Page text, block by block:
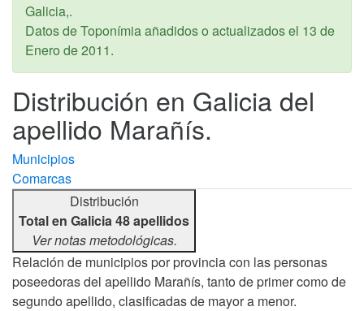
Galicia,.
Datos de Toponímia añadidos o actualizados el 13 de
Enero de 2011.
Distribución en Galicia del
apellido Marañís.
Municipios
Comarcas
Distribución
Total en Galicia 48 apellidos
Ver notas metodológicas.
Relación de municipios por provincia con las personas
poseedoras del apellido Marañís, tanto de primer como de
segundo apellido, clasificadas de mayor a menor.